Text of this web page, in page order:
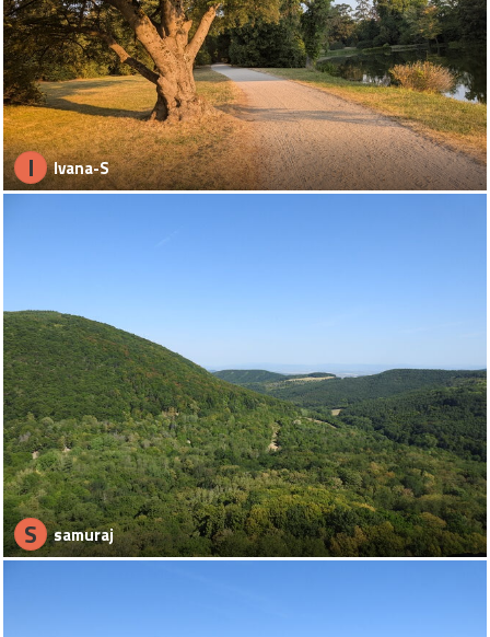
I Ivana-S
S samuraj